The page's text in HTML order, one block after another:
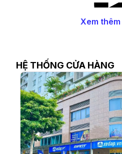
Xem
HỆ THỐNG CỬA HÀNG